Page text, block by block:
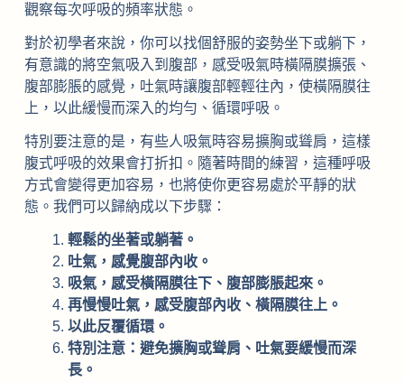
觀察每次呼吸的頻率狀態。
對於初學者來說，你可以找個舒服的姿勢坐下或躺下，
有意識的將空氣吸入到腹部，感受吸氣時橫隔膜擴張、
腹部膨脹的感覺，吐氣時讓腹部輕輕往內，使橫隔膜往
上，以此緩慢而深入的均勻、循環呼吸。
特別要注意的是，有些人吸氣時容易擴胸或聳肩，這樣
腹式呼吸的效果會打折扣。隨著時間的練習，這種呼吸
方式會變得更加容易，也將使你更容易處於平靜的狀
態。我們可以歸納成以下步驟：
輕鬆的坐著或躺著。
吐氣，感覺腹部內收。
吸氣，感受橫隔膜往下、腹部膨脹起來。
再慢慢吐氣，感受腹部內收、橫隔膜往上。
以此反覆循環。
特別注意：避免擴胸或聳肩、吐氣要緩慢而深
長。